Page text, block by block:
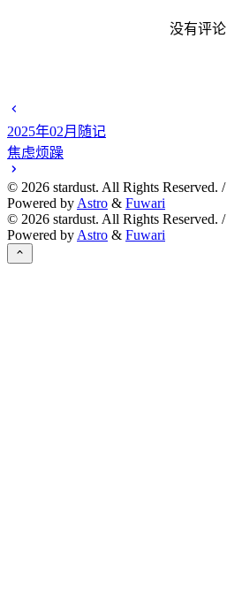
没有评论
2025年02月随记
焦虑烦躁
© 2026 stardust. All Rights Reserved. /
Powered by Astro & Fuwari
© 2026 stardust. All Rights Reserved. /
Powered by Astro & Fuwari